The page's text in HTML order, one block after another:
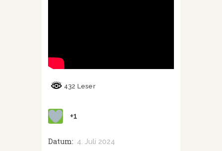
432 Leser
+1
Datum: 4. Juli 2024